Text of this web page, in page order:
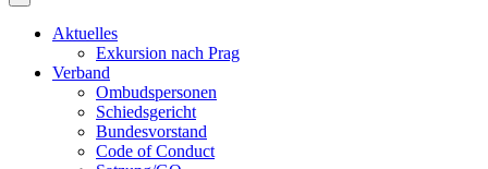
Aktuelles
Exkursion nach Prag
Verband
Ombudspersonen
Schiedsgericht
Bundesvorstand
Code of Conduct